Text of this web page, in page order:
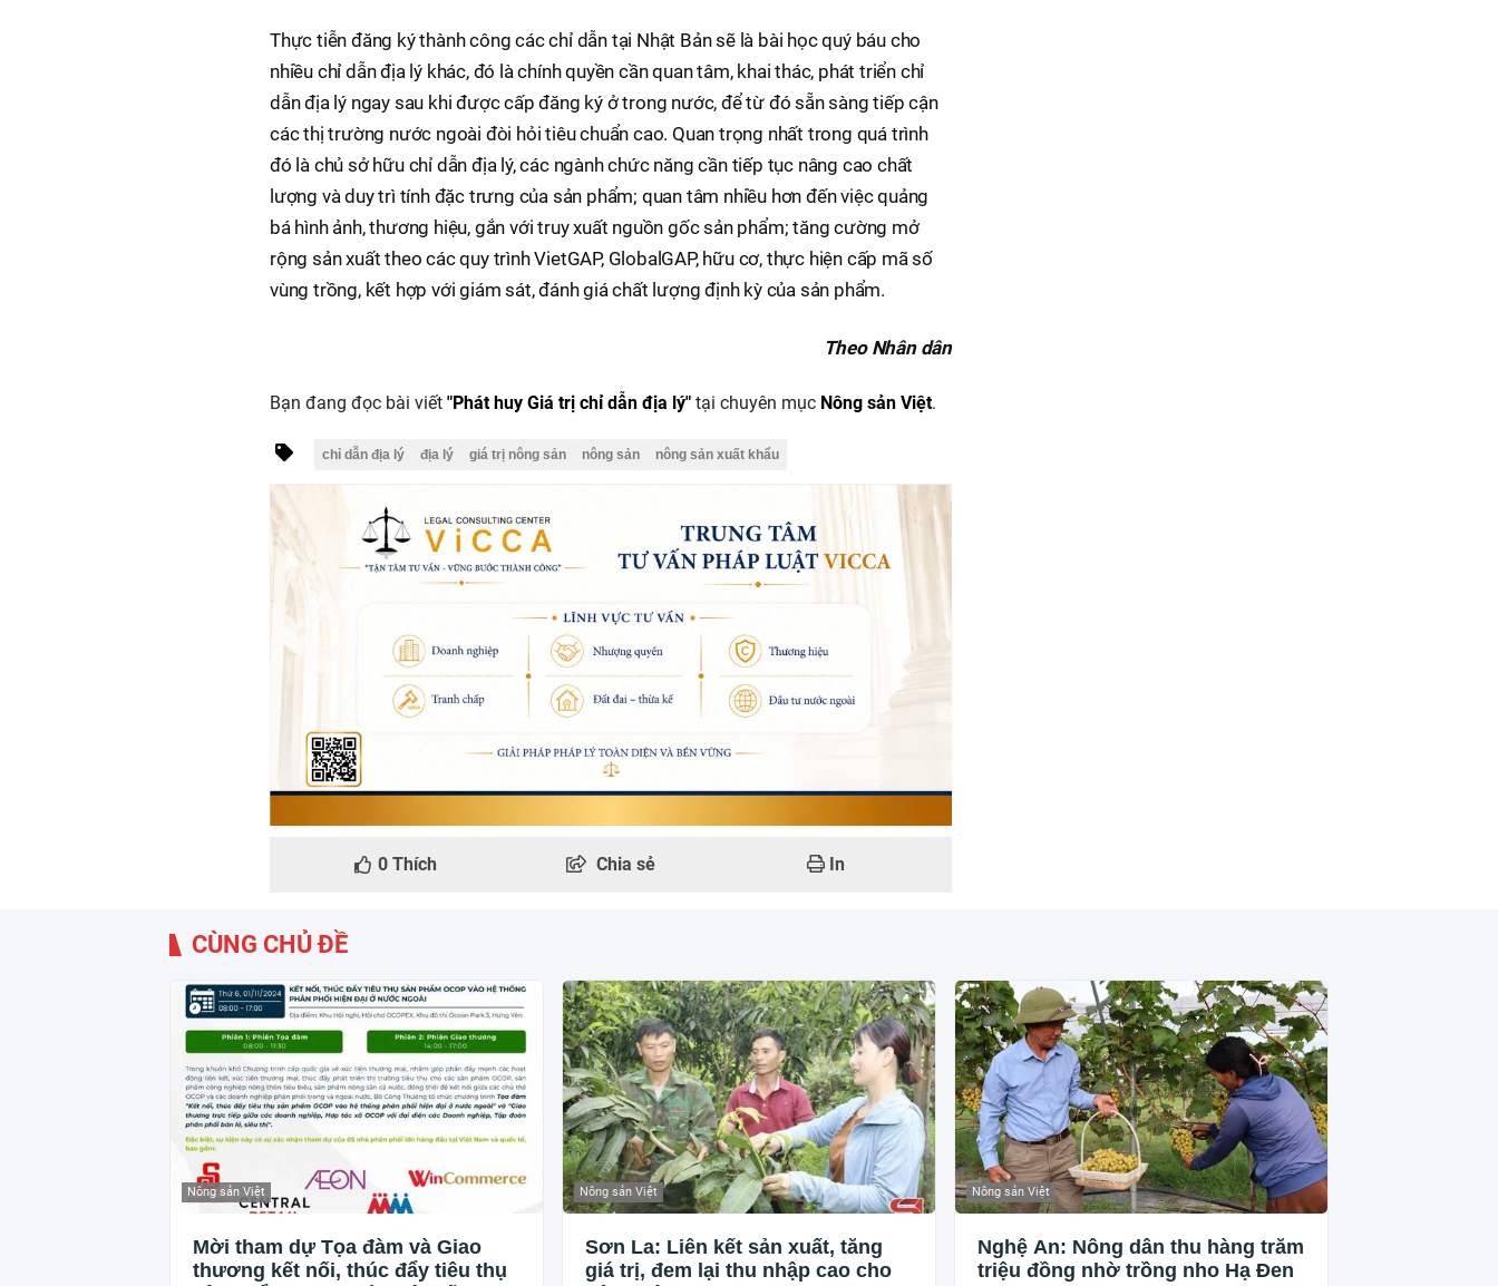
Thực tiễn đăng ký thành công các chỉ dẫn tại Nhật Bản sẽ là bài học quý báu cho
nhiều chỉ dẫn địa lý khác, đó là chính quyền cần quan tâm, khai thác, phát triển chỉ
dẫn địa lý ngay sau khi được cấp đăng ký ở trong nước, để từ đó sẵn sàng tiếp cận
các thị trường nước ngoài đòi hỏi tiêu chuẩn cao. Quan trọng nhất trong quá trình
đó là chủ sở hữu chỉ dẫn địa lý, các ngành chức năng cần tiếp tục nâng cao chất
lượng và duy trì tính đặc trưng của sản phẩm; quan tâm nhiều hơn đến việc quảng
bá hình ảnh, thương hiệu, gắn với truy xuất nguồn gốc sản phẩm; tăng cường mở
rộng sản xuất theo các quy trình VietGAP, GlobalGAP, hữu cơ, thực hiện cấp mã số
vùng trồng, kết hợp với giám sát, đánh giá chất lượng định kỳ của sản phẩm.
Theo Nhân dân
Bạn đang đọc bài viết "Phát huy Giá trị chỉ dẫn địa lý" tại chuyên mục Nông sản Việt.
chỉ dẫn địa lý địa lý giá trị nông sản nông sản nông sản xuất khẩu
0Thích Chia sẻ In
CÙNG CHỦ ĐỀ
Nông sản Việt
Mời tham dự Tọa đàm và Giao
thương kết nối, thúc đẩy tiêu thụ
Nông sản Việt
Sơn La: Liên kết sản xuất, tăng
giá trị, đem lại thu nhập cao cho
Nông sản Việt
Nghệ An: Nông dân thu hàng trăm
triệu đồng nhờ trồng nho Hạ Đen